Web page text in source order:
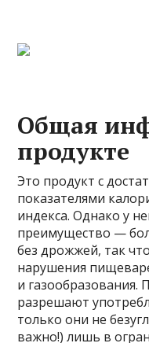
Общая
продукте
Это продукт с
показателями
индекса. Однако у
преимущество —
без дрожжей, так
нарушения
и газообразования.
разрешают
только они не
важно!) лишь в